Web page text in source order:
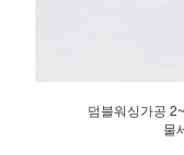
덤블워싱가공
물